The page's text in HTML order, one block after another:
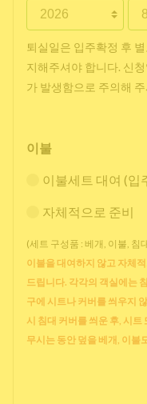
퇴실일은 입주확정 후
지해주셔야 합니다. 신
가 발생함으로 주의해
이불
이불세트 대여 (입
자체적으로 준비
(세트 구성품 : 베개, 이불, 침
이불을 대여하지 않고 자체
드립니다. 각각의 객실에는
구에 시트나 커버를 씌우지
시 침대 커버를 씌운 후, 시트
무시는 동안 덮을 베개, 이불